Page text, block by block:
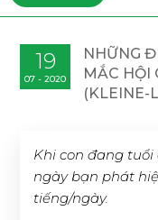
NHỮNG
MẮC HỘI
(KLEINE-
19
07 - 2020
Khi con đang
ngày bạn phát
tiếng/ngày.